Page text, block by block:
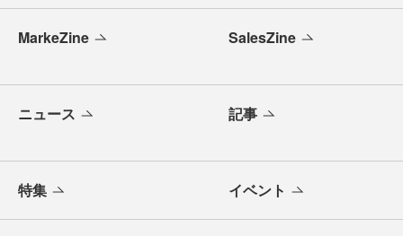
MarkeZine SalesZine
ニュース 記事
特集 イベント